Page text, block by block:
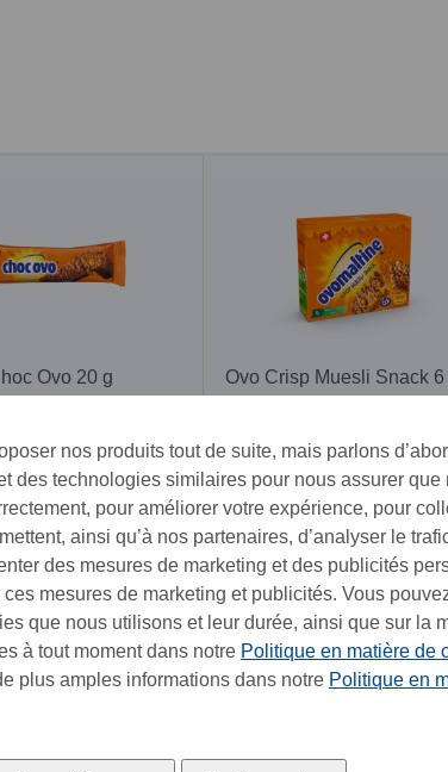
Ovo 20 g
1.90 CHF
Ovo Crisp Muesli Snack 6
4.95 CHF
nos produits tout de suite, mais parlons
des technologies similaires pour nous assurer que
pour améliorer votre expérience, pour
ainsi qu’à nos partenaires, d’analyser le
des mesures de marketing et des publicités
ces mesures de marketing et publicités. Vous
que nous utilisons et leur durée, ainsi que sur la
à tout moment dans notre Politique en matière de
plus amples informations dans notre Politique en